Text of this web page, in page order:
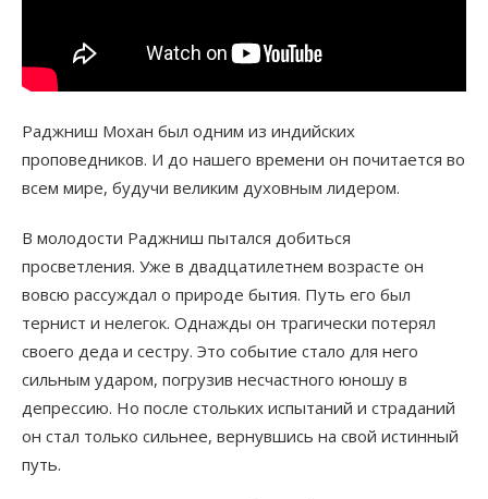
Раджниш Мохан был одним из индийских
проповедников. И до нашего времени он почитается во
всем мире, будучи великим духовным лидером.
В молодости Раджниш пытался добиться
просветления. Уже в двадцатилетнем возрасте он
вовсю рассуждал о природе бытия. Путь его был
тернист и нелегок. Однажды он трагически потерял
своего деда и сестру. Это событие стало для него
сильным ударом, погрузив несчастного юношу в
депрессию. Но после стольких испытаний и страданий
он стал только сильнее, вернувшись на свой истинный
путь.